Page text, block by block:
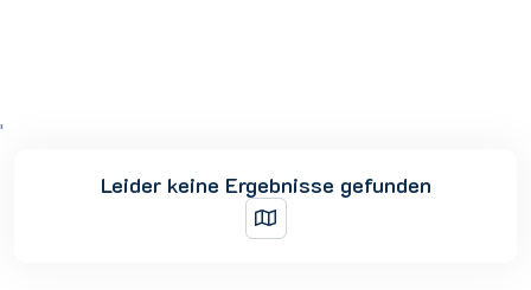
'
Leider keine Ergebnisse gefunden